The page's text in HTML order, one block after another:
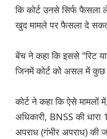
कि कोर्ट उनसे सिर्फ
खुद मामले पर फैसला दे
बेंच ने कहा कि इससे "रिट
जिनमें कोर्ट को असल में कुछ
कोर्ट ने कहा कि ऐसे मामलों
अधिकारी, BNSS की
अपराध (गंभीर अपराध) की